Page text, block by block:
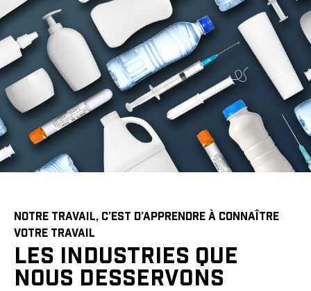
NOTRE TRAVAIL, C’EST D’APPRENDRE À CONNAÎTRE
VOTRE TRAVAIL
LES INDUSTRIES QUE
NOUS DESSERVONS